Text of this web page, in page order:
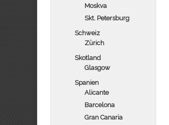
Moskva
Skt. Petersburg
Schweiz
Zürich
Skotland
Glasgow
Spanien
Alicante
Barcelona
Gran Canaria